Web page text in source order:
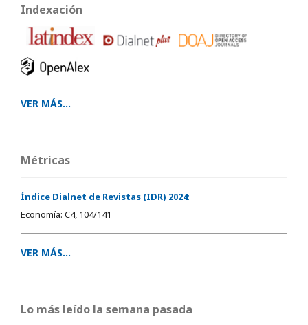
Indexación
VER MÁS...
Métricas
Índice Dialnet de Revistas (IDR) 2024:
Economía: C4, 104/141
VER MÁS...
Lo más leído la semana pasada